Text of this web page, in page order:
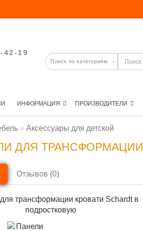
42-19
ИНФОРМАЦИЯ ПРОИЗВОДИТЕЛИ
Аксессуары для детской
ДЛЯ ТРАНСФОРМАЦИИ
Отзывов (0)